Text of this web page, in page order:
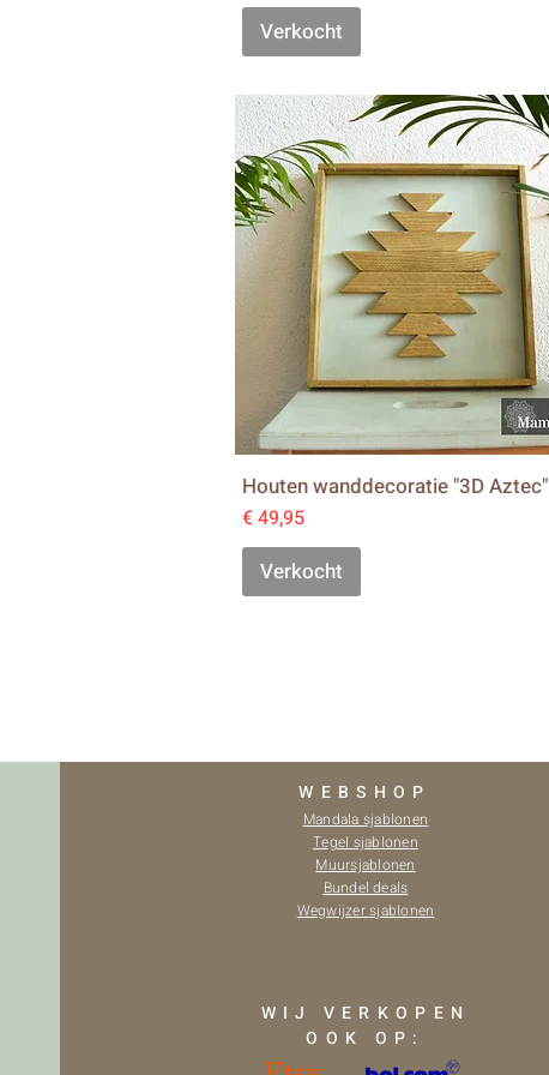
Verkocht
Houten wanddecoratie "3D Aztec"
Prijs
€ 49,95
Verkocht
WEBSHOP
Mandala sjablonen
Tegel sjablonen
Muursjablonen
Bundel deals
Wegwijzer sjablonen
WIJ VERKOPEN
OOK OP: